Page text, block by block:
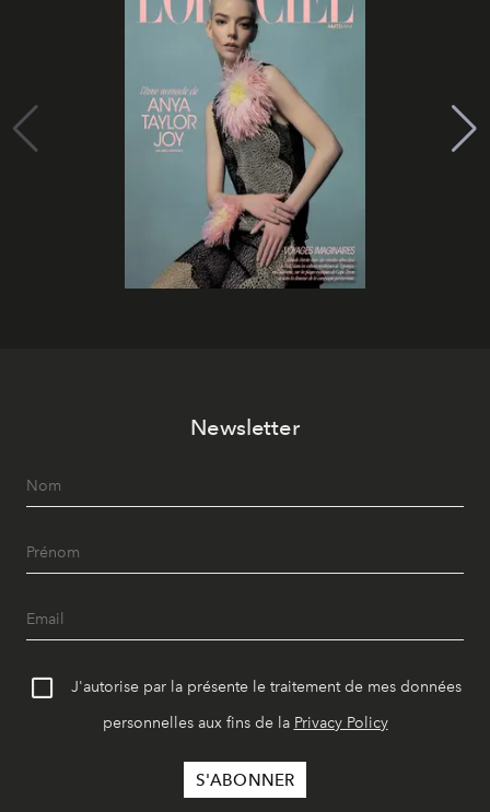
Newsletter
J'autorise par la présente le traitement de mes données
personnelles aux fins de la Privacy Policy